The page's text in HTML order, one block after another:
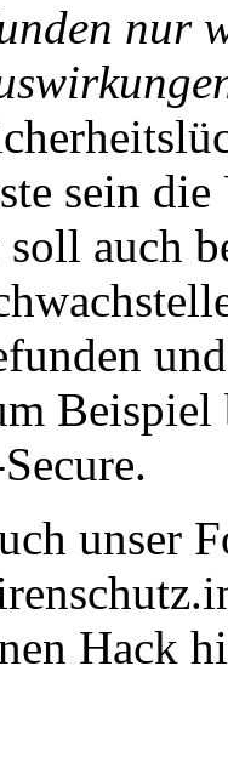
nur
sein
soll auch
Beispiel
unser
Hack